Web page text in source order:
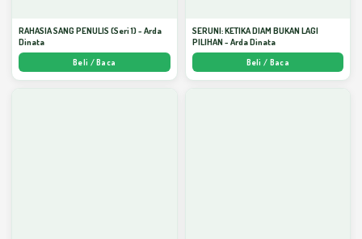
RAHASIA SANG PENULIS (Seri 1) - Arda
Dinata
Beli / Baca
SERUNI: KETIKA DIAM BUKAN LAGI
PILIHAN - Arda Dinata
Beli / Baca